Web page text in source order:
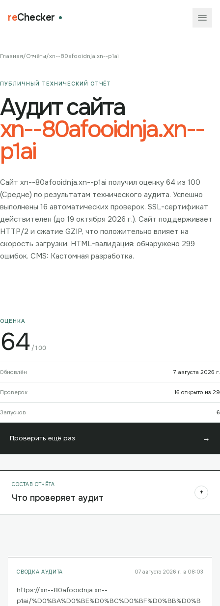
reChecker
Главная/Отчёты/xn--80afooidnja.xn--p1ai
ПУБЛИЧНЫЙ ТЕХНИЧЕСКИЙ ОТЧЁТ
Аудит сайта
xn--80afooidnja.xn--
p1ai
Сайт xn--80afooidnja.xn--p1ai получил оценку 64 из 100
(Средне) по результатам технического аудита. Успешно
выполнены 16 автоматических проверок. SSL-сертификат
действителен (до 19 октября 2026 г.). Сайт поддерживает
HTTP/2 и сжатие GZIP, что положительно влияет на
скорость загрузки. HTML-валидация: обнаружено 299
ошибок. CMS: Кастомная разработка.
ОЦЕНКА
64 /100
Обновлён 7 августа 2026 г.
Проверок 16 открыто из 29
Запусков 6
Проверить ещё раз →
СОСТАВ ОТЧЁТА
Что проверяет аудит +
СВОДКА АУДИТА 07 августа 2026 г. в 08:03
https://xn--80afooidnja.xn--
p1ai/%D0%BA%D0%BE%D0%BC%D0%BF%D0%BB%D0%B